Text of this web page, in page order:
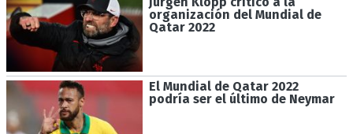
organización del Mundial de
Qatar 2022
El Mundial de Qatar 2022
podría ser el último de Neymar